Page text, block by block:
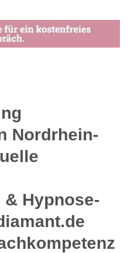
Nordrhein-
Hypnose-